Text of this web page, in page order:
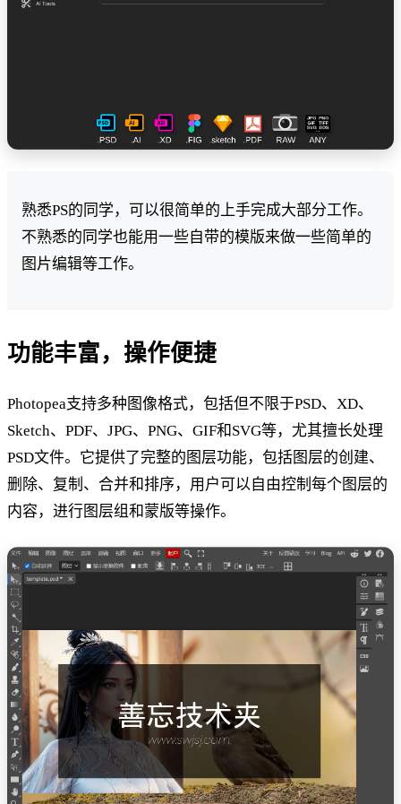
熟悉PS的同学，可以很简单的上手完成大部分工作。
不熟悉的同学也能用一些自带的模版来做一些简单的
图片编辑等工作。
功能丰富，操作便捷
Photopea支持多种图像格式，包括但不限于PSD、XD、
Sketch、PDF、JPG、PNG、GIF和SVG等，尤其擅长处理
PSD文件。它提供了完整的图层功能，包括图层的创建、
删除、复制、合并和排序，用户可以自由控制每个图层的
内容，进行图层组和蒙版等操作。